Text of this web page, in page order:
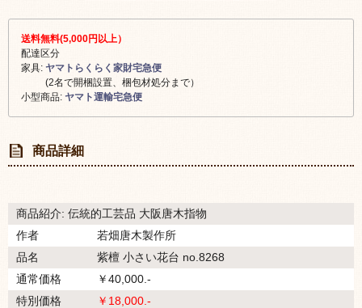
送料無料(5,000円以上）
配達区分
家具: ヤマトらくらく家財宅急便
(2名で開梱設置、梱包材処分まで）
小型商品: ヤマト運輸宅急便
商品詳細
商品紹介: 伝統的工芸品 大阪唐木指物
作者
若畑唐木製作所
品名
紫檀 小さい花台 no.8268
通常価格
￥40,000.-
特別価格
￥18,000.-